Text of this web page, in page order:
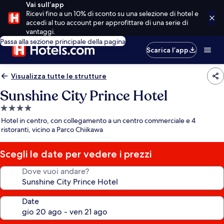
Vai sull’app
Ricevi fino a un 10% di sconto su una selezione di hotel e
accedi al tuo account per approfittare di una serie di
vantaggi.
Passa alla sezione principale della pagina
Scarica l’app
Visualizza tutte le strutture
Sunshine City Prince Hotel
Struttura
a
4.0
stelle
Hotel in centro, con collegamento a un centro commerciale e 4
ristoranti, vicino a Parco Chiikawa
Scegli le date per vedere i prezzi
Dove vuoi andare?
Date